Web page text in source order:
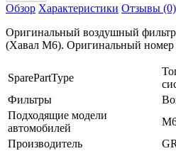
Обзор Характеристики Отзывы (0)
Оригинальный воздушный фильтр
(Хавал М6). Оригинальный номер
SparePartType
Фильтры
Подходящие модели
автомобилей
Производитель